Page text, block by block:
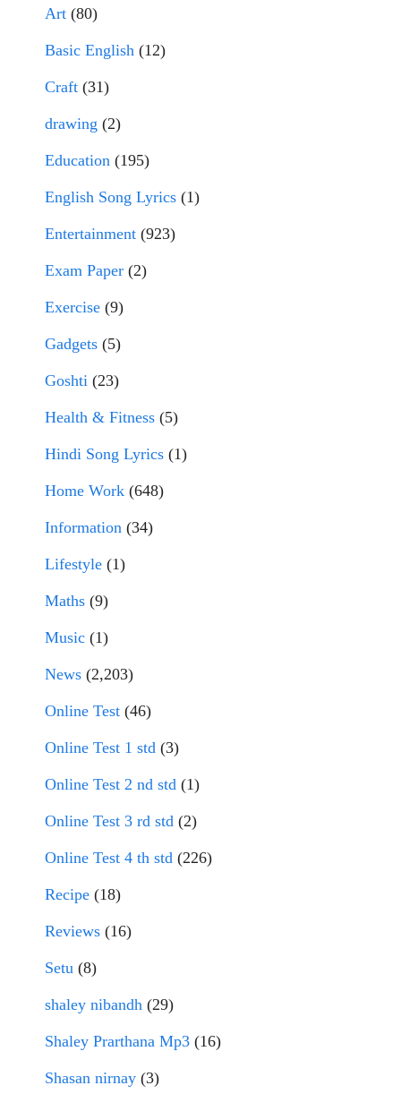
Art (80)
Basic English (12)
Craft (31)
drawing (2)
Education (195)
English Song Lyrics (1)
Entertainment (923)
Exam Paper (2)
Exercise (9)
Gadgets (5)
Goshti (23)
Health & Fitness (5)
Hindi Song Lyrics (1)
Home Work (648)
Information (34)
Lifestyle (1)
Maths (9)
Music (1)
News (2,203)
Online Test (46)
Online Test 1 std (3)
Online Test 2 nd std (1)
Online Test 3 rd std (2)
Online Test 4 th std (226)
Recipe (18)
Reviews (16)
Setu (8)
shaley nibandh (29)
Shaley Prarthana Mp3 (16)
Shasan nirnay (3)